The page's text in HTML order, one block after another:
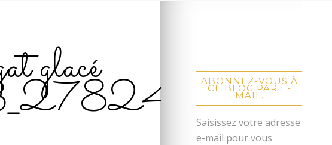
glacé ABONNEZ-VOUS À
CE BLOG PAR E-
MAIL.
Saisissez votre adresse
e-mail pour vous